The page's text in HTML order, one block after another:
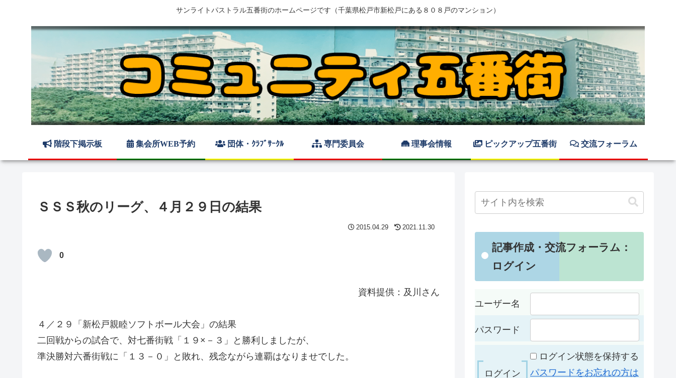
サンライトパストラル五番街のホームページです（千葉県松戸市新松戸にある８０８戸のマンション）
階段下掲示板 集会所WEB予約 団体・ｸﾗﾌﾞｻｰｸﾙ 専門委員会 理事会情報 ピックアップ五番街 交流フォーラム
ＳＳＳ秋のリーグ、４月２９日の結果
2015.04.29 2021.11.30
0
資料提供：及川さん
４／２９「新松戸親睦ソフトボール大会」の結果
二回戦からの試合で、対七番街戦「１９×－３」と勝利しましたが、
準決勝対六番街戦に「１３－０」と敗れ、残念ながら連覇はなりませでした。
記事作成・交流フォーラム：
ログイン
ユーザー名
パスワード
ログイン状態を保持する
パスワードをお忘れの方は